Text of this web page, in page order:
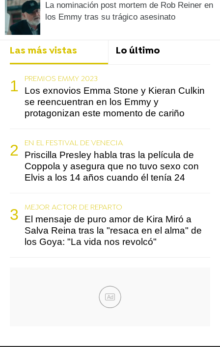
La nominación post mortem de Rob Reiner en
los Emmy tras su trágico asesinato
Las más vistas Lo último
PREMIOS EMMY 2023
Los exnovios Emma Stone y Kieran Culkin
se reencuentran en los Emmy y
protagonizan este momento de cariño
EN EL FESTIVAL DE VENECIA
Priscilla Presley habla tras la película de
Coppola y asegura que no tuvo sexo con
Elvis a los 14 años cuando él tenía 24
MEJOR ACTOR DE REPARTO
El mensaje de puro amor de Kira Miró a
Salva Reina tras la "resaca en el alma" de
los Goya: "La vida nos revolcó"
Ad